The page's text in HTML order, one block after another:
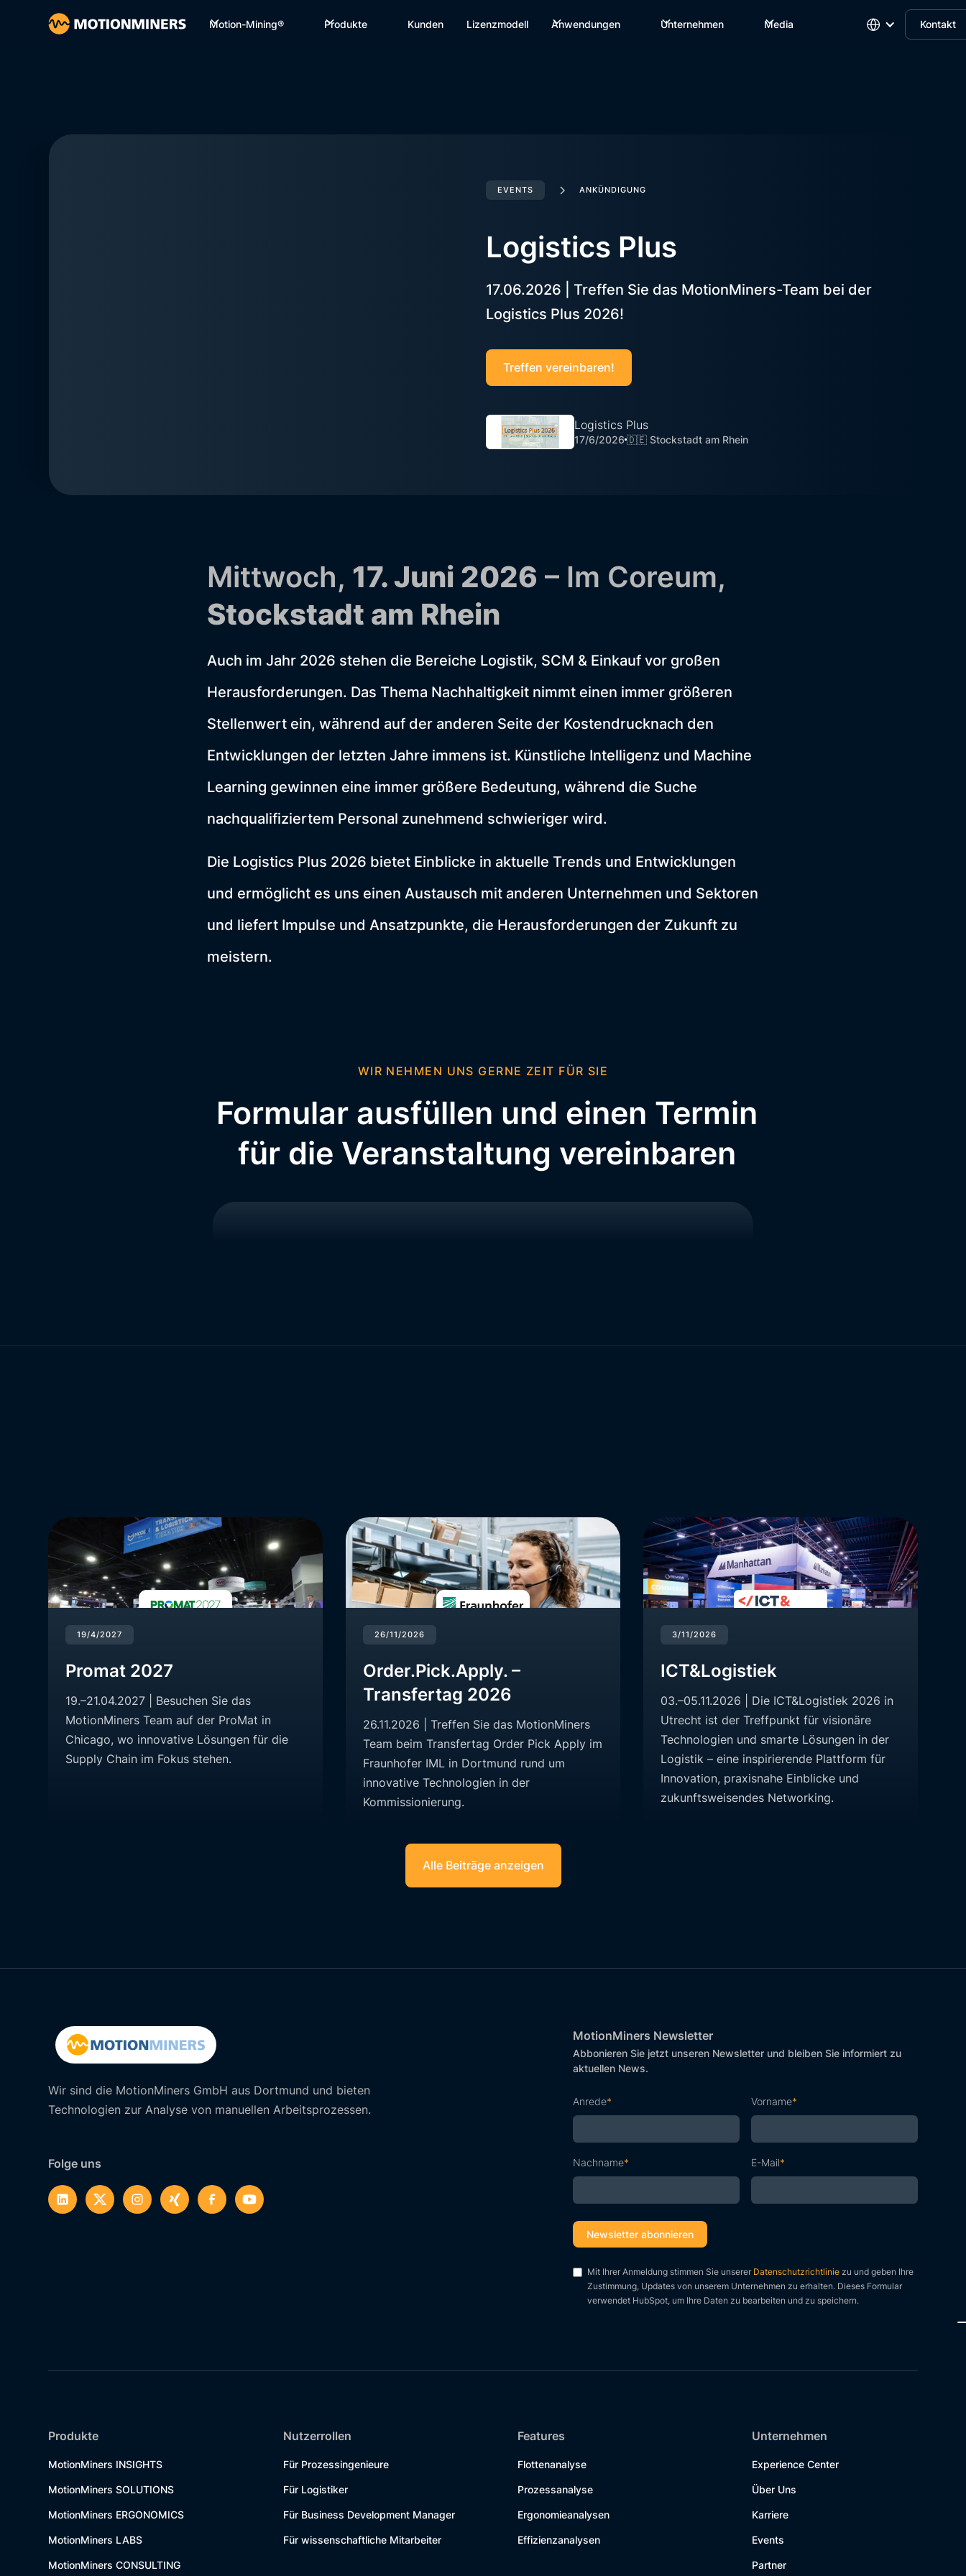
Motion-Mining® Produkte Kunden Lizenzmodell Anwendungen Unternehmen Media Kontakt
EVENTS ANKÜNDIGUNG
Logistics Plus
17.06.2026 | Treffen Sie das MotionMiners-Team bei der
Logistics Plus 2026!
Treffen vereinbaren!
Logistics Plus
17/6/2026🇩🇪 Stockstadt am Rhein
Mittwoch, 17. Juni 2026 – Im Coreum,
Stockstadt am Rhein
Auch im Jahr 2026 stehen die Bereiche Logistik, SCM & Einkauf vor großen
Herausforderungen. Das Thema Nachhaltigkeit nimmt einen immer größeren
Stellenwert ein, während auf der anderen Seite der Kostendrucknach den
Entwicklungen der letzten Jahre immens ist. Künstliche Intelligenz und Machine
Learning gewinnen eine immer größere Bedeutung, während die Suche
nachqualifiziertem Personal zunehmend schwieriger wird.
Die Logistics Plus 2026 bietet Einblicke in aktuelle Trends und Entwicklungen
und ermöglicht es uns einen Austausch mit anderen Unternehmen und Sektoren
und liefert Impulse und Ansatzpunkte, die Herausforderungen der Zukunft zu
meistern.
WIR NEHMEN UNS GERNE ZEIT FÜR SIE
Formular ausfüllen und einen Termin
für die Veranstaltung vereinbaren
19/4/2027
Promat 2027
19.–21.04.2027 | Besuchen Sie das
MotionMiners Team auf der ProMat in
Chicago, wo innovative Lösungen für die
Supply Chain im Fokus stehen.
26/11/2026
Order.Pick.Apply. –
Transfertag 2026
26.11.2026 | Treffen Sie das MotionMiners
Team beim Transfertag Order Pick Apply im
Fraunhofer IML in Dortmund rund um
innovative Technologien in der
Kommissionierung.
3/11/2026
ICT&Logistiek
03.–05.11.2026 | Die ICT&Logistiek 2026 in
Utrecht ist der Treffpunkt für visionäre
Technologien und smarte Lösungen in der
Logistik – eine inspirierende Plattform für
Innovation, praxisnahe Einblicke und
zukunftsweisendes Networking.
Alle Beiträge anzeigen
Wir sind die MotionMiners GmbH aus Dortmund und bieten
Technologien zur Analyse von manuellen Arbeitsprozessen.
Folge uns
MotionMiners Newsletter
Abbonieren Sie jetzt unseren Newsletter und bleiben Sie informiert zu
aktuellen News.
Anrede* Vorname*
Nachname* E-Mail*
Mit Ihrer Anmeldung stimmen Sie unserer Datenschutzrichtliniezu und geben Ihre
Zustimmung, Updates von unserem Unternehmen zu erhalten. Dieses Formular
verwendet HubSpot, um Ihre Daten zu bearbeiten und zu speichern.
Produkte
MotionMiners INSIGHTS
MotionMiners SOLUTIONS
MotionMiners ERGONOMICS
MotionMiners LABS
MotionMiners CONSULTING
Nutzerrollen
Für Prozessingenieure
Für Logistiker
Für Business Development Manager
Für wissenschaftliche Mitarbeiter
Features
Flottenanalyse
Prozessanalyse
Ergonomieanalysen
Effizienzanalysen
Unternehmen
Experience Center
Über Uns
Karriere
Events
Partner